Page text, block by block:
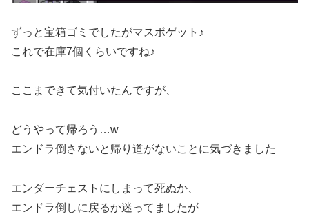
ずっと宝箱ゴミでしたがマスボゲット♪
これで在庫7個くらいですね♪
ここまできて気付いたんですが、
どうやって帰ろう…w
エンドラ倒さないと帰り道がないことに気づきました
エンダーチェストにしまって死ぬか、
エンドラ倒しに戻るか迷ってましたが